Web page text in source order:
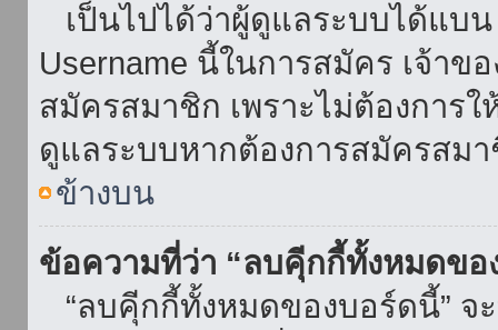
เป็นไปได้ว่าผู้ดูแลระบบได้แบ
Username นี้ในการสมัคร เจ้าข
สมัครสมาชิก เพราะไม่ต้องการ
ดูแลระบบหากต้องการสมัครสม
ข้างบน
ข้อความที่ว่า “ลบคุีกกี้ทั้งหมดขอ
“ลบคุีกกี้ทั้งหมดของบอร์ดนี้” จ